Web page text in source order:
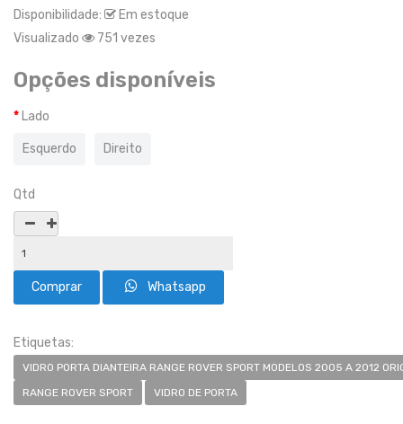
Disponibilidade:
Em estoque
Visualizado
751 vezes
Opções disponíveis
Lado
Esquerdo Direito
Qtd
Whatsapp
Etiquetas:
VIDRO PORTA DIANTEIRA RANGE ROVER SPORT MODELOS 2005 A 2012
RANGE ROVER SPORT
VIDRO DE PORTA